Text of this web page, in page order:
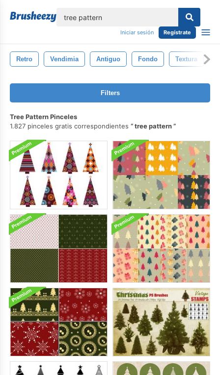
Iniciar sesión Regístrate
Retro Vendimia Antiguo Fondo Textura
Filters
Tree Pattern Pinceles
1.827 pinceles gratis correspondientes
tree pattern